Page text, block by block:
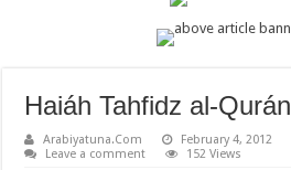
Haiáh Tahfidz al-Qurán
Arabiyatuna.Com February 4, 2012
Leave a comment
152 Views